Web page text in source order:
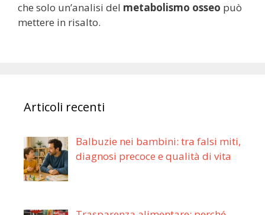
che solo un’analisi del metabolismo osseo può
mettere in risalto.
Articoli recenti
Balbuzie nei bambini: tra falsi miti,
diagnosi precoce e qualità di vita